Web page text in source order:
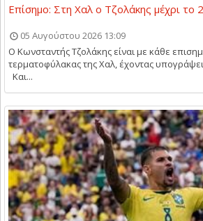
Επίσημο: Στη Χαλ ο Τζολάκης μέχρι το
05 Αυγούστου 2026 13:09
O Kωνσταντής Τζολάκης είναι με κάθε
τερματοφύλακας της Χαλ, έχοντας
Και...